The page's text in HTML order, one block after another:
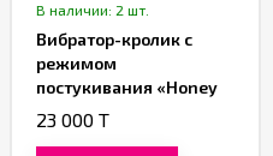
В наличии: 2 шт.
Вибратор-кролик с
режимом
постукивания «Honey
Hop» (белый)
23 000 T